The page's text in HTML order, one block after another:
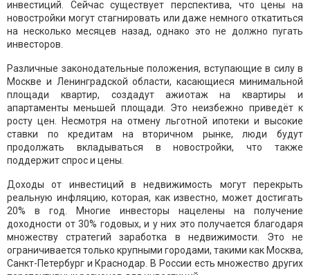
инвестиций. Сейчас существует перспектива, что цены на
новостройки могут стагнировать или даже немного откатиться
на несколько месяцев назад, однако это не должно пугать
инвесторов.
Различные законодательные положения, вступающие в силу в
Москве и Ленинградской области, касающиеся минимальной
площади квартир, создадут ажиотаж на квартиры и
апартаменты меньшей площади. Это неизбежно приведёт к
росту цен. Несмотря на отмену льготной ипотеки и высокие
ставки по кредитам на вторичном рынке, люди будут
продолжать вкладываться в новостройки, что также
поддержит спрос и цены.
Доходы от инвестиций в недвижимость могут перекрыть
реальную инфляцию, которая, как известно, может достигать
20% в год. Многие инвесторы нацелены на получение
доходности от 30% годовых, и у них это получается благодаря
множеству стратегий заработка в недвижимости. Это не
ограничивается только крупными городами, такими как Москва,
Санкт-Петербург и Краснодар. В России есть множество других